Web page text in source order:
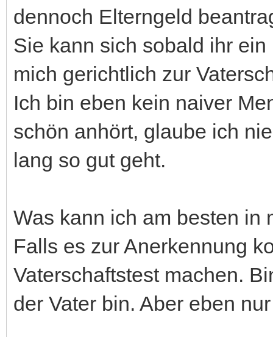
dennoch Elterngeld
Sie kann sich sobald ihr
mich gerichtlich zur
Ich bin eben kein naiver
schön anhört, glaube ich
lang so gut geht.
Was kann ich am besten
Falls es zur Anerkennung
Vaterschaftstest machen.
der Vater bin. Aber eben